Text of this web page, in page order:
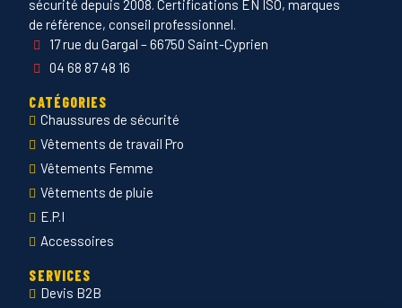
sécurité depuis 2008. Certifications EN ISO, marques
de référence, conseil professionnel.
17 rue du Gargal – 66750 Saint-Cyprien
04 68 87 48 16
CATÉGORIES
Chaussures de sécurité
Vêtements de travail Pro
Vêtements Femme
Vêtements de pluie
E.P.I
Accessoires
SERVICES
Devis B2B